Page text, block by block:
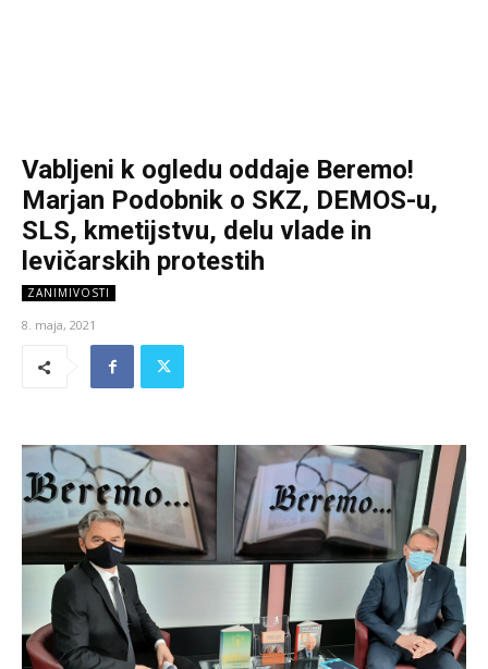
Vabljeni k ogledu oddaje Beremo!
Marjan Podobnik o SKZ, DEMOS-u,
SLS, kmetijstvu, delu vlade in
levičarskih protestih
ZANIMIVOSTI
8. maja, 2021